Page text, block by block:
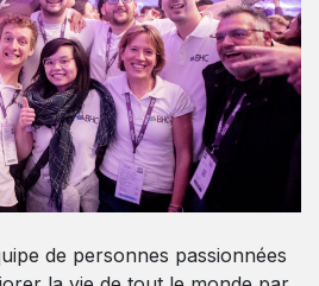
de personnes passionnées